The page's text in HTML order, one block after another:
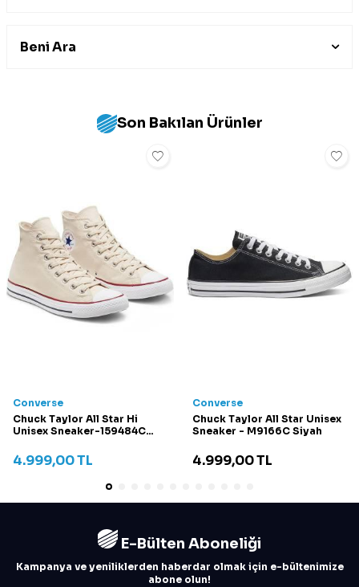
Beni Ara
Son Bakılan Ürünler
Converse
Chuck Taylor All Star Hi
Unisex Sneaker-159484C
4.999,00TL
Converse
Chuck Taylor All Star Unisex
Sneaker - M9166C Siyah
4.999,00TL
E-Bülten Aboneliği
Kampanya ve yeniliklerden haberdar olmak için e-bültenimize
abone olun!